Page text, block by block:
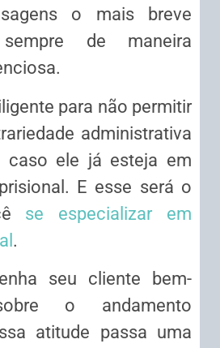
o mais breve
de maneira
para não permitir
administrativa
caso ele já esteja em
E esse será o
se especializar em
.
seu cliente bem-
o andamento
atitude passa uma